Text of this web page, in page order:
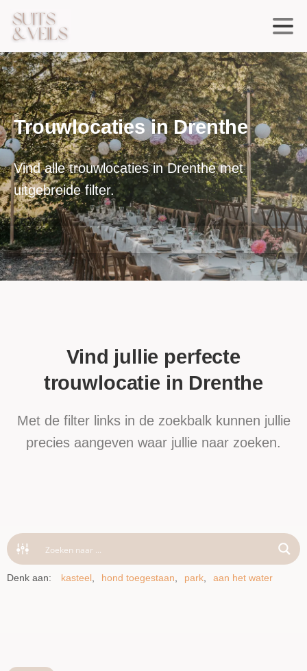
Trouwlocaties in Drenthe
Vind alle trouwlocaties in Drenthe met
uitgebreide filter.
Vind jullie perfecte
trouwlocatie in Drenthe
Met de filter links in de zoekbalk kunnen jullie
precies aangeven waar jullie naar zoeken.
Denk aan: kasteel hond toegestaan park aan het water